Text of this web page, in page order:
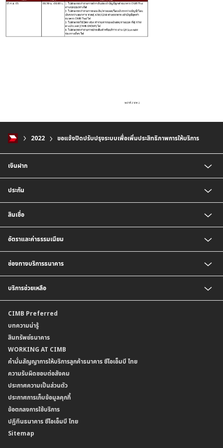
2022 ขอแจ้งปิดปรับปรุงระบบเพื่อเพิ่มประสิทธิภาพการให้บริการ
เงินฝาก
บัญชีเงินฝากประจำ
บัญชีเงินฝากกระแสรายวัน
บัญชีเงินฝากเงินตราต่างประเทศ
ตารางเปรียบเทียบผลิตภัณฑ์
ประกัน
ประกันวินาศภัย
สินเชื่อ
สินเชื่อบ้าน
สินเชื่อบ้านแลกเงินและสินเชื่ออเนกประสงค์
อัตราและค่าธรรมเนียม
อัตราดอกเบี้ยเงินฝาก
อัตราดอกเบี้ยเงินฝากลูกค้าสถาบัน
อัตราดอกเบี้ยบัญชีเงินฝากเงินตราต่างประเทศ
อัตราดอกเบี้ยเงินกู้
กำหนดระยะเวลาการขายหรือฝากเงินได้ที่เป็นเงินตราต่างประเทศ
ค่าธรรมเนียม
อัตราค่าธรรมเนียมการฝากถอนบัญชีเงินฝากเงินตราต่างประเทศ
ข้อกำหนดบัญชีเงินฝาก
เงื่อนไขและค่าธรรมเนียมที่เกี่ยวกับการให้บริการบัญชีเงินฝากเงินตราต่างประเทศ
บริการฝากเงินเข้าบัญชีธนาคาร ซีไอเอ็มบี ไทย ที่ตู้บุญเติม
ช่องทางบริการธนาคาร
CIMB THAI Connect
บริการแจ้งเตือนผ่าน SMS
พร้อมเพย์
บริการเปิดบัญชีด้วยการยืนยันตัวตนรูปแบบดิจิทัล (NDID)
การขอและรับส่งข้อมูลรายการเคลื่อนไหวบัญชีเงินฝาก ในรูปแบบข้อมูลดิจิทัลระหว่าง
ธนาคาร (dStatement)
บริการยืนยันตัวตนรูปแบบดิจิทัล (NDID) เพื่อทำธรุกรรมออนไลน์กับกรมสรรพากร
บริการช่วยเหลือ
สาขาธนาคาร
ข้อมูลคุณภาพการให้บริการ
คำมั่นสัญญาการให้บริการลูกค้าธนาคาร ซีไอเอ็มบี ไทย
Form Download Center
CIMB Preferred
บทความน่ารู้
สินทรัพย์ธนาคาร
WORKING AT CIMB
คำมั่นสัญญาการให้บริการลูกค้าธนาคาร ซีไอเอ็มบี ไทย
ความรับผิดชอบต่อสังคม
ประกาศความเป็นส่วนตัว
ประกาศการเก็บข้อมูลคุกกี้
ข้อตกลงการใช้บริการ
ปฏิทินธนาคาร ซีไอเอ็มบี ไทย
Sitemap